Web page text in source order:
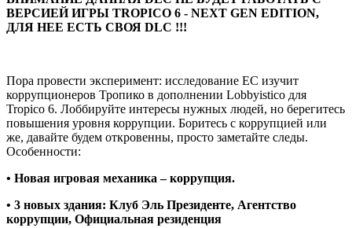
ВЕРСИЕЙ ИГРЫ TROPICO 6 - NEXT GEN EDITION,
ДЛЯ НЕЕ ЕСТЬ СВОЯ DLC !!!
Пора провести эксперимент: исследование ЕС изучит
коррупционеров Тропико в дополнении Lobbyistico для
Tropico 6. Лоббируйте интересы нужных людей, но берегитесь
повышения уровня коррупции. Боритесь с коррупцией или
же, давайте будем откровенны, просто заметайте следы.
Особенности:
• Новая игровая механика – коррупция.
• 3 новых здания: Клуб Эль Президенте, Агентство
коррупции, Официальная резиденция